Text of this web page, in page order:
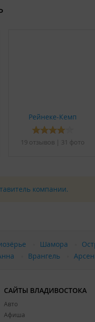
напитков;
составит 1000 руб./
Рейнеке-Кемп
19 отзывов | 31 фото
компании.
Шамора
Врангель
САЙТЫ ВЛАДИВОСТОКА
Авто
Афиша